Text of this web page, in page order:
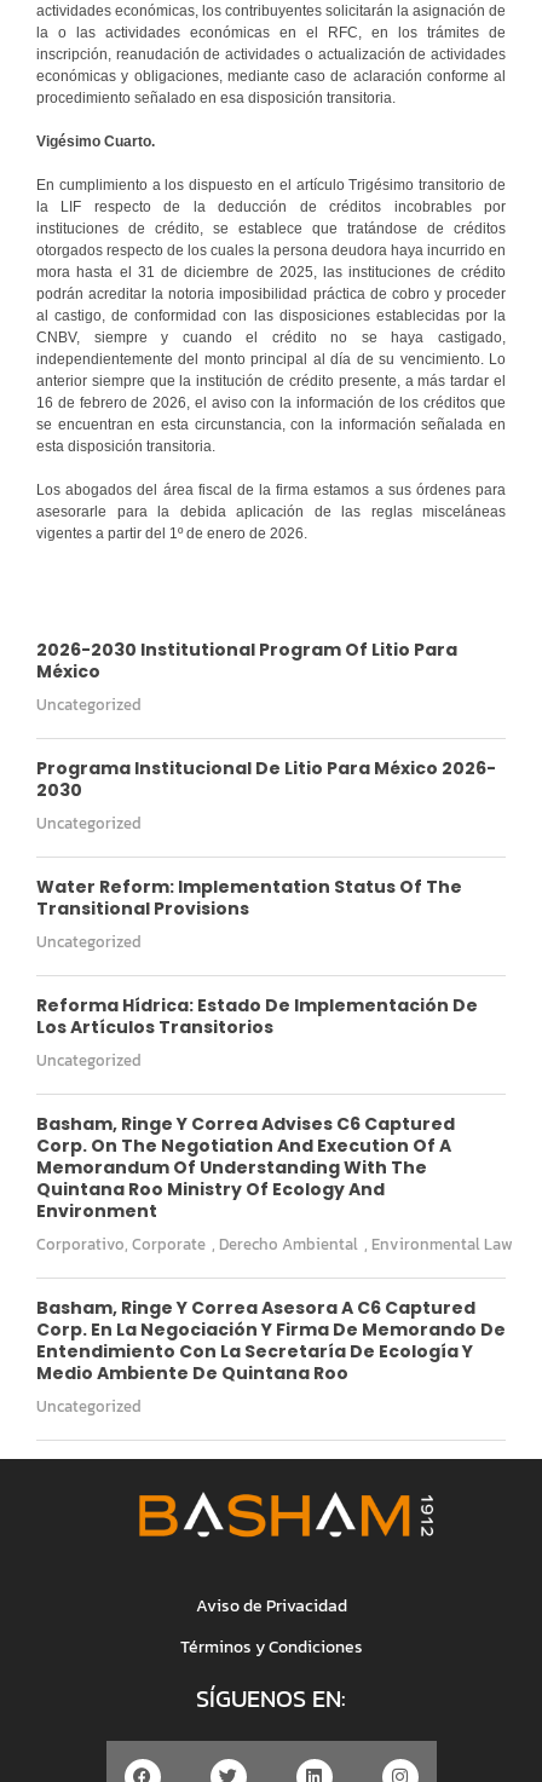
actividades económicas, los contribuyentes solicitarán la asignación de
la o las actividades económicas en el RFC, en los trámites de
inscripción, reanudación de actividades o actualización de actividades
económicas y obligaciones, mediante caso de aclaración conforme al
procedimiento señalado en esa disposición transitoria.
Vigésimo Cuarto.
En cumplimiento a los dispuesto en el artículo Trigésimo transitorio de
la LIF respecto de la deducción de créditos incobrables por
instituciones de crédito, se establece que tratándose de créditos
otorgados respecto de los cuales la persona deudora haya incurrido en
mora hasta el 31 de diciembre de 2025, las instituciones de crédito
podrán acreditar la notoria imposibilidad práctica de cobro y proceder
al castigo, de conformidad con las disposiciones establecidas por la
CNBV, siempre y cuando el crédito no se haya castigado,
independientemente del monto principal al día de su vencimiento. Lo
anterior siempre que la institución de crédito presente, a más tardar el
16 de febrero de 2026, el aviso con la información de los créditos que
se encuentran en esta circunstancia, con la información señalada en
esta disposición transitoria.
Los abogados del área fiscal de la firma estamos a sus órdenes para
asesorarle para la debida aplicación de las reglas misceláneas
vigentes a partir del 1º de enero de 2026.
2026-2030 Institutional Program Of Litio Para
México
Uncategorized
Programa Institucional De Litio Para México 2026-
2030
Uncategorized
Water Reform: Implementation Status Of The
Transitional Provisions
Uncategorized
Reforma Hídrica: Estado De Implementación De
Los Artículos Transitorios
Uncategorized
Basham, Ringe Y Correa Advises C6 Captured
Corp. On The Negotiation And Execution Of A
Memorandum Of Understanding With The
Quintana Roo Ministry Of Ecology And
Environment
Corporativo, Corporate , Derecho Ambiental , Environmental Law
Basham, Ringe Y Correa Asesora A C6 Captured
Corp. En La Negociación Y Firma De Memorando De
Entendimiento Con La Secretaría De Ecología Y
Medio Ambiente De Quintana Roo
Uncategorized
Aviso de Privacidad
Términos y Condiciones
SÍGUENOS EN: